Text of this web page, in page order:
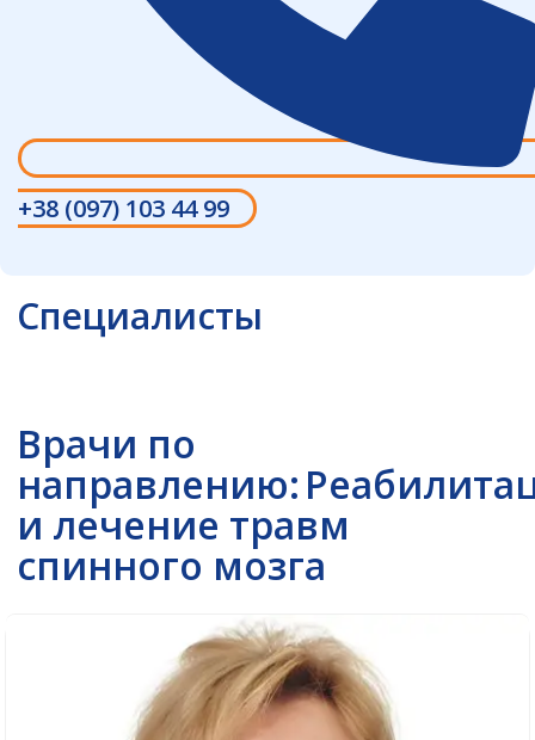
+38 (097) 103 44 99
Специалисты
Врачи по
направлению:
и лечение травм
спинного мозга